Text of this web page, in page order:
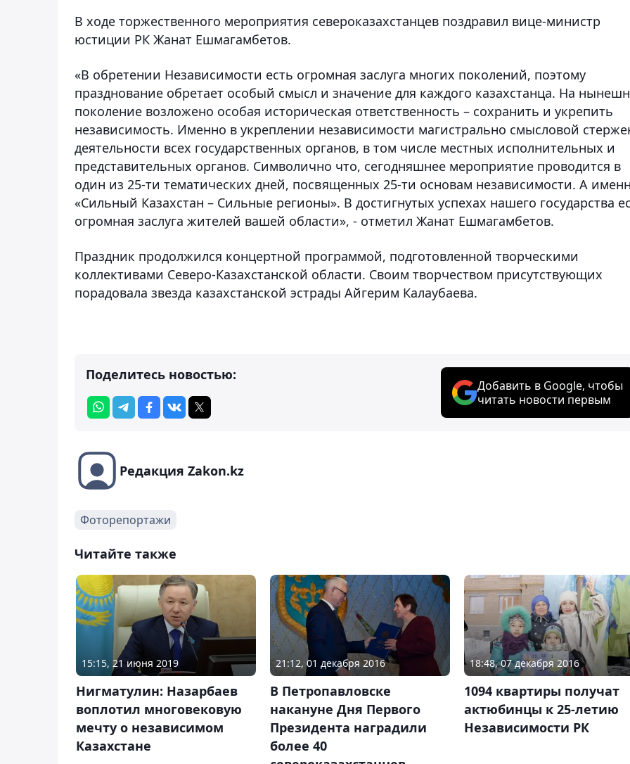
В ходе торжественного мероприятия североказахстанцев поздравил вице-министр
юстиции РК Жанат Ешмагамбетов.
«В обретении Независимости есть огромная заслуга многих поколений, поэтому
празднование обретает особый смысл и значение для каждого казахстанца. На
поколение возложено особая историческая ответственность – сохранить и укрепить
независимость. Именно в укреплении независимости магистрально смысловой
деятельности всех государственных органов, в том числе местных исполнительных и
представительных органов. Символично что, сегодняшнее мероприятие проводится в
один из 25-ти тематических дней, посвященных 25-ти основам независимости. А
«Сильный Казахстан – Сильные регионы». В достигнутых успехах нашего государства
огромная заслуга жителей вашей области», - отметил Жанат Ешмагамбетов.
Праздник продолжился концертной программой, подготовленной творческими
коллективами Северо-Казахстанской области. Своим творчеством присутствующих
порадовала звезда казахстанской эстрады Айгерим Калаубаева.
Поделитесь новостью:
Добавить в Google, чтобы
читать новости первым
Редакция Zakon.kz
Фоторепортажи
Читайте также
15:15, 21 июня 2019
Нигматулин: Назарбаев
воплотил многовековую
мечту о независимом
Казахстане
21:12, 01 декабря 2016
В Петропавловске
накануне Дня Первого
Президента наградили
более 40
18:48, 07 декабря 2016
1094 квартиры получат
актюбинцы к 25-летию
Независимости РК